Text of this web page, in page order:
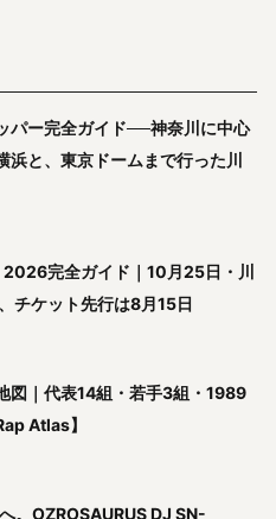
パー完全ガイド──神奈川に中心
と、東京ドームまで行った川
完全ガイド｜10月25日・川
チケット先行は8月15日
図｜代表14組・若手3組・1989
Atlas】
。OZROSAURUS DJ SN-